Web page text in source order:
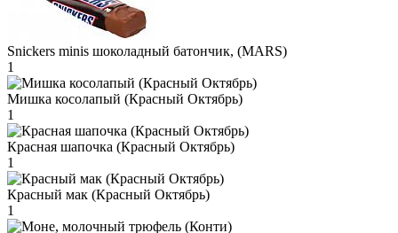
Snickers minis шоколадный батончик, (MARS)
1
Мишка косолапый (Красный Октябрь)
1
Красная шапочка (Красный Октябрь)
1
Красный мак (Красный Октябрь)
1